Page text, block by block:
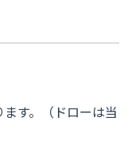
す。（ドローは当